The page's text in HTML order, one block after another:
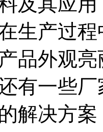
生产过
品外观
有一些
解决方